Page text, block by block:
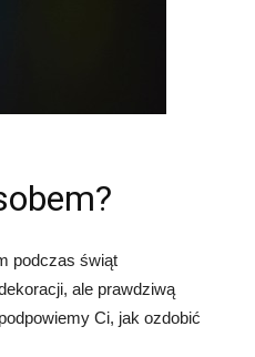
podczas świąt
ale prawdziwą
Ci, jak ozdobić